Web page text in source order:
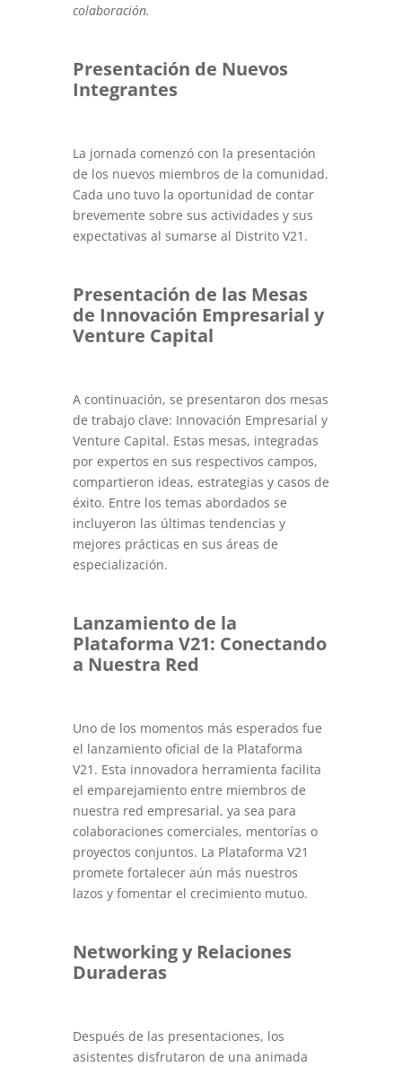
colaboración.
Presentación de Nuevos
Integrantes
La jornada comenzó con la presentación
de los nuevos miembros de la comunidad.
Cada uno tuvo la oportunidad de contar
brevemente sobre sus actividades y sus
expectativas al sumarse al Distrito V21.
Presentación de las Mesas
de Innovación Empresarial y
Venture Capital
A continuación, se presentaron dos mesas
de trabajo clave: Innovación Empresarial y
Venture Capital. Estas mesas, integradas
por expertos en sus respectivos campos,
compartieron ideas, estrategias y casos de
éxito. Entre los temas abordados se
incluyeron las últimas tendencias y
mejores prácticas en sus áreas de
especialización.
Lanzamiento de la
Plataforma V21: Conectando
a Nuestra Red
Uno de los momentos más esperados fue
el lanzamiento oficial de la Plataforma
V21. Esta innovadora herramienta facilita
el emparejamiento entre miembros de
nuestra red empresarial, ya sea para
colaboraciones comerciales, mentorías o
proyectos conjuntos. La Plataforma V21
promete fortalecer aún más nuestros
lazos y fomentar el crecimiento mutuo.
Networking y Relaciones
Duraderas
Después de las presentaciones, los
asistentes disfrutaron de una animada